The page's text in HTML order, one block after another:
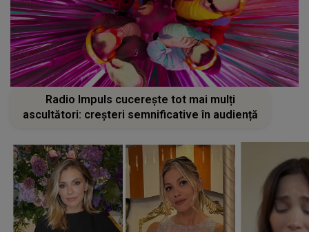
Radio Impuls cucerește tot mai mulți
ascultători: creșteri semnificative în audiență